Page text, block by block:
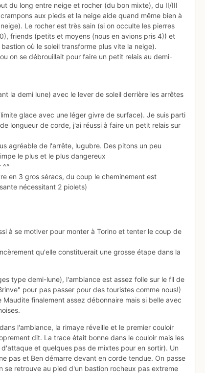
du long entre neige et rocher (du bon mixte), du II/III
aux pieds et la neige aide quand même bien à
Le rocher est très sain (si on occulte les pierres
friends (petits et moyens (nous en avions pris 4)) et
où le soleil transforme plus vite la neige).
on se débrouillait pour faire un petit relais au demi-
la demi lune) avec le lever de soleil derrière les arrêtes
glace avec une léger givre de surface). Je suis parti
longueur de corde, j'ai réussi à faire un petit relais sur
agréable de l'arrête, lugubre. Des pitons un peu
le plus et le plus dangereux
^^
en 3 gros séracs, du coup le cheminement est
nécessitant 2 piolets)
à se motiver pour monter à Torino et tenter le coup de
qu'elle constituerait une grosse étape dans la
type demi-lune), l'ambiance est assez folle sur le fil de
pour pas passer pour des touristes comme nous!)
finalement assez débonnaire mais si belle avec
l'ambiance, la rimaye réveille et le premier couloir
dit. La trace était bonne dans le couloir mais les
et quelques pas de mixtes pour en sortir). Un
pas et Ben démarre devant en corde tendue. On passe
se retrouve au pied d'un bastion rocheux pas extreme